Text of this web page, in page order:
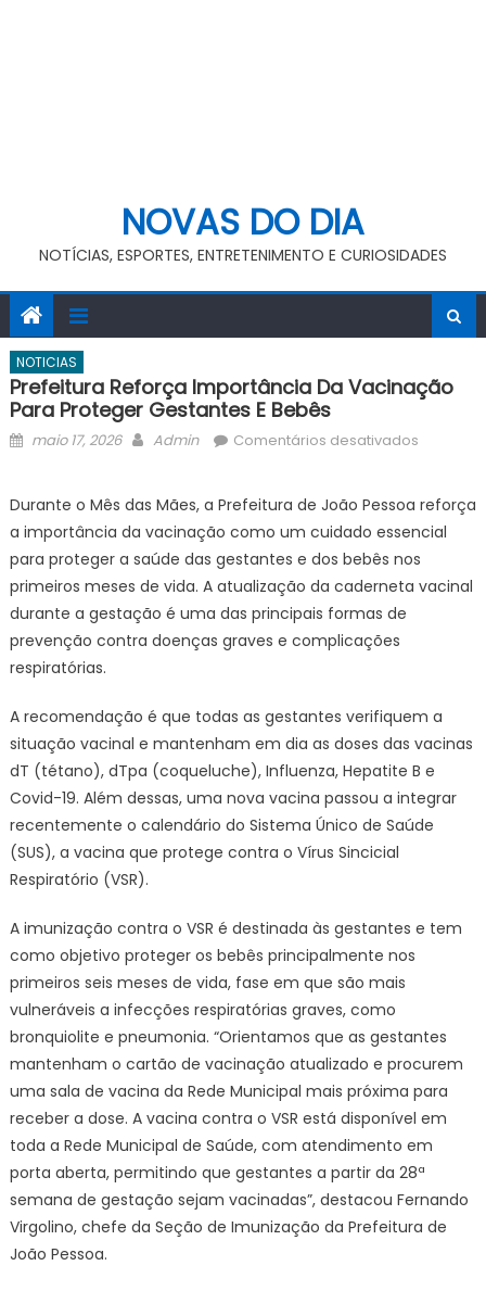
NOVAS DO DIA
NOTÍCIAS, ESPORTES, ENTRETENIMENTO E CURIOSIDADES
NOTICIAS
Prefeitura Reforça Importância Da Vacinação
Para Proteger Gestantes E Bebês
Posted
maio 17, 2026 Author
Admin Comentários desativadosem
da
para
Durante o Mês das Mães, a Prefeitura de João Pessoa reforça
a importância da vacinação como um cuidado essencial
para proteger a saúde das gestantes e dos bebês nos
primeiros meses de vida. A atualização da caderneta vacinal
durante a gestação é uma das principais formas de
prevenção contra doenças graves e complicações
respiratórias.
A recomendação é que todas as gestantes verifiquem a
situação vacinal e mantenham em dia as doses das vacinas
dT (tétano), dTpa (coqueluche), Influenza, Hepatite B e
Covid-19. Além dessas, uma nova vacina passou a integrar
recentemente o calendário do Sistema Único de Saúde
(SUS), a vacina que protege contra o Vírus Sincicial
Respiratório (VSR).
A imunização contra o VSR é destinada às gestantes e tem
como objetivo proteger os bebês principalmente nos
primeiros seis meses de vida, fase em que são mais
vulneráveis a infecções respiratórias graves, como
bronquiolite e pneumonia. “Orientamos que as gestantes
mantenham o cartão de vacinação atualizado e procurem
uma sala de vacina da Rede Municipal mais próxima para
receber a dose. A vacina contra o VSR está disponível em
toda a Rede Municipal de Saúde, com atendimento em
porta aberta, permitindo que gestantes a partir da 28ª
semana de gestação sejam vacinadas”, destacou Fernando
Virgolino, chefe da Seção de Imunização da Prefeitura de
João Pessoa.